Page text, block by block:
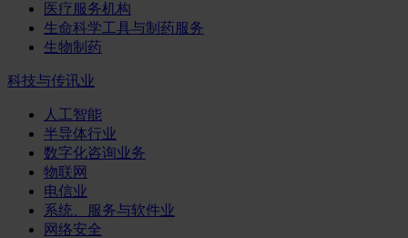
医疗服务机构
生命科学工具与制药服务
生物制药
科技与传讯业
人工智能
半导体行业
数字化咨询业务
物联网
电信业
系统、服务与软件业
网络安全